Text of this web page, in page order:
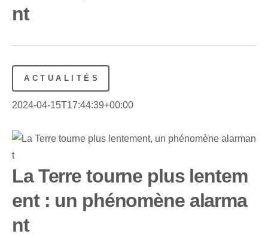
nt
ACTUALITÉS
2024-04-15T17:44:39+00:00
La Terre tourne plus lentem
ent : un phénomène alarma
nt